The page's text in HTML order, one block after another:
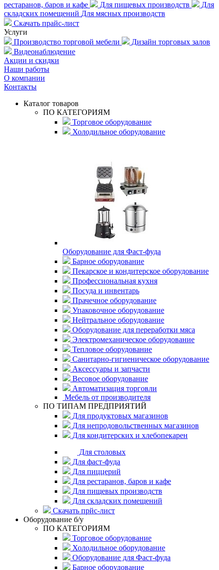
рестаранов, баров и кафе
Для пищевых производств
Для
складских помещений Для мясных производств
Скачать прайс-лист
Услуги
Производство торговой мебели
Дизайн торговых залов
Видеонаблюдение
Акции и скидки
Наши работы
О компании
Контакты
Каталог товаров
ПО КАТЕГОРИЯМ
Торговое оборудование
Холодильное оборудование
Оборудование для Фаст-фуда
Барное оборудование
Пекарское и кондитерское оборудование
Профессиональная кухня
Посуда и инвентарь
Прачечное оборудование
Упаковочное оборудование
Нейтральное оборудование
Оборудование для переработки мяса
Электромеханическое оборудование
Тепловое оборудование
Санитарно-гигиеническое оборудование
Аксессуары и запчасти
Весовое оборудование
Автоматизация торговли
Мебель от производителя
ПО ТИПАМ ПРЕДПРИЯТИЙ
Для продуктовых магазинов
Для непродовольственных магазинов
Для кондитерских и хлебопекарен
Для столовых
Для фаст-фуда
Для пиццерий
Для рестаранов, баров и кафе
Для пищевых производств
Для складских помещений
Скачать прйс-лист
Оборудование б/у
ПО КАТЕГОРИЯМ
Торговое оборудование
Холодильное оборудование
Оборудование для Фаст-фуда
Барное оборудование